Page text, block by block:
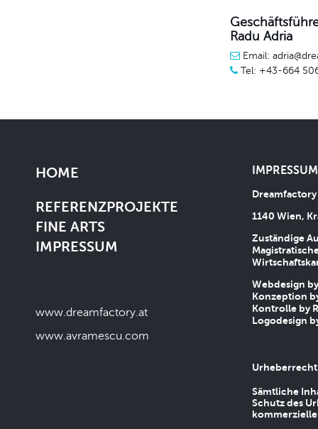
Radu Adria
Email:
Tel: +43-664
HOME
REFERENZPROJEKTE
FINE ARTS
IMPRESSUM
www.dreamfactory.at
www.avramescu.com
1140 Wien,
Zuständige
Webdesign
Konzeption
Kontrolle by
Logodesign
Urheberrecht
Sämtliche
Schutz des